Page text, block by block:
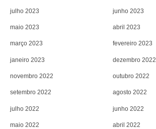
julho 2023 junho 2023
maio 2023 abril 2023
março 2023 fevereiro 2023
janeiro 2023 dezembro 2022
novembro 2022 outubro 2022
setembro 2022 agosto 2022
julho 2022 junho 2022
maio 2022 abril 2022